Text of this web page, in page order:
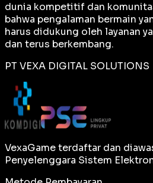
dunia kompetitif dan
bahwa pengalaman bermain
harus didukung oleh layanan
dan terus berkembang.
PT VEXA DIGITAL SOLUTIONS
VexaGame terdaftar dan
Penyelenggara Sistem